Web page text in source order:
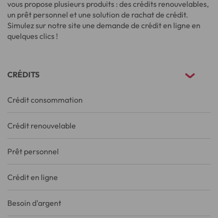
vous propose plusieurs produits : des crédits renouvelables,
un prêt personnel et une solution de rachat de crédit.
Simulez sur notre site une demande de crédit en ligne en
quelques clics !
CRÉDITS
Crédit consommation
Crédit renouvelable
Prêt personnel
Crédit en ligne
Besoin d'argent